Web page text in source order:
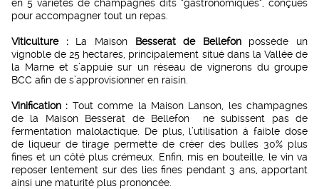
en 5 variétés de champagnes dits "gastronomiques", conçues
pour accompagner tout un repas.
Viticulture :La Maison Besserat de Bellefonpossède un
vignoble de 25 hectares, principalement situé dans la Vallée de
la Marne et s’appuie sur un réseau de vignerons du groupe
BCC afin de s’approvisionner en raisin.
Vinification : Tout comme la Maison Lanson, les champagnes
de la Maison Besserat de Bellefon ne subissent pas de
fermentation malolactique. De plus, l’utilisation à faible dose
de liqueur de tirage permette de créer des bulles 30% plus
fines et un côté plus crémeux. Enfin, mis en bouteille, le vin va
reposer lentement sur des lies fines pendant 3 ans, apportant
ainsi une maturité plus prononcée.